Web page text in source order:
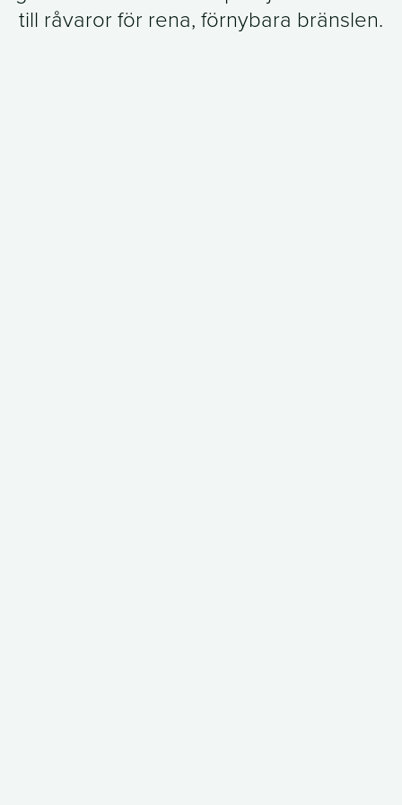
till råvaror för rena, förnybara bränslen.